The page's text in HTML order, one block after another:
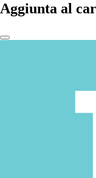
Aggiunta al